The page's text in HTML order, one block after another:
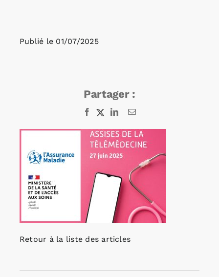
Publié le 01/07/2025
Partager :
Facebook
X LinkedInEmail
Retour à la liste des articles